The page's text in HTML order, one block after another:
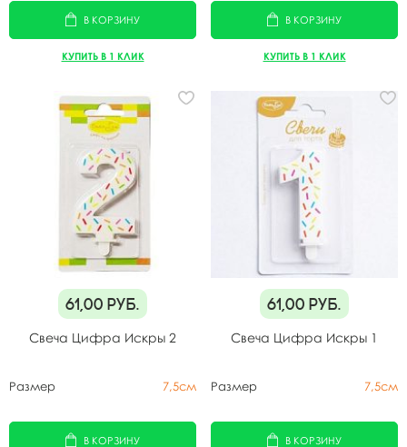
В КОРЗИНУ
КУПИТЬ В 1 КЛИК
В КОРЗИНУ
КУПИТЬ В 1 КЛИК
61,00 руб.
Свеча Цифра Искры 2
Размер 7,5см
В КОРЗИНУ
61,00 руб.
Свеча Цифра Искры 1
Размер 7,5см
В КОРЗИНУ